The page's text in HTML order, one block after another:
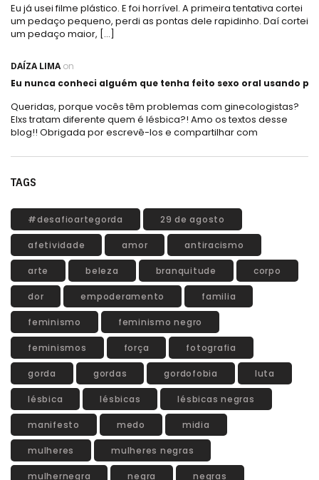
Eu já usei filme plástico. E foi horrível. A primeira tentativa cortei
um pedaço pequeno, perdi as pontas dele rapidinho. Daí cortei
um pedaço maior, […]
DAÍZA LIMAon
Eu nunca conheci alguém que tenha feito sexo oral usando
Queridas, porque vocês têm problemas com ginecologistas?
Elxs tratam diferente quem é lésbica?! Amo os textos desse
blog!! Obrigada por escrevê-los e compartilhar com
TAGS
#desafioartegorda 29 de agosto
afetividade amor antiracismo
arte beleza branquitude corpo
dor empoderamento familia
feminismo feminismo negro
feminismos força fotografia
gorda gordas gordofobia luta
lésbica lésbicas lésbicas negras
manifesto medo midia
mulheres mulheres negras
mulhernegra negra negras